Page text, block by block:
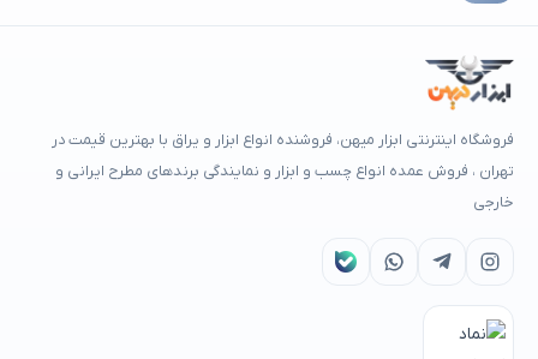
فروشگاه اینترنتی ابزار میهن، فروشنده انواع ابزار و یراق با بهترین قیمت در
تهران ، فروش عمده انواع چسب و ابزار و نمایندگی برندهای مطرح ایرانی و
خارجی